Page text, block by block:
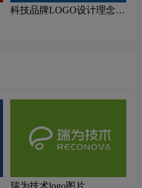
科技品牌LOGO设计理念解